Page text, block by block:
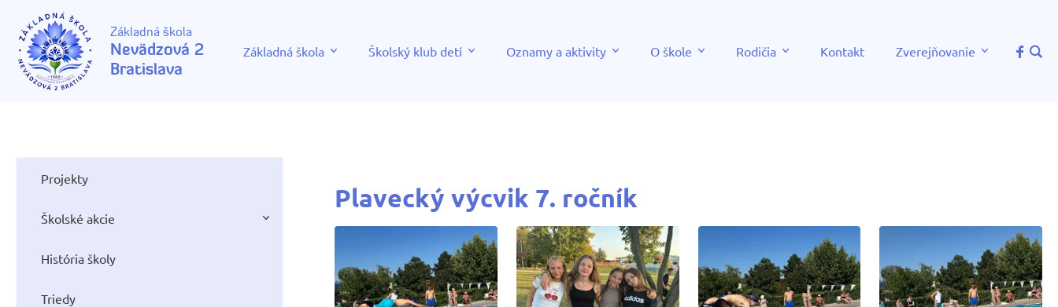
Základná škola
Nevädzová 2
Bratislava
Základná škola Školský klub detí Oznamy a aktivity O škole Rodičia Kontakt Zverejňovanie
Plavecký výcvik 7. ročník
Projekty
Školské akcie
História školy
Triedy